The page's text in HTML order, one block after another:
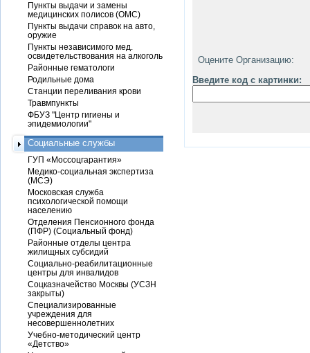
Оцените Организацию:
Введите код с картинки:
Пункты выдачи и замены
медицинских полисов (ОМС)
Пункты выдачи справок на авто,
оружие
Пункты независимого мед.
освидетельствования на алкоголь
Районные гематологи
Родильные дома
Станции переливания крови
Травмпункты
ФБУЗ "Центр гигиены и
эпидемиологии"
Социальные службы
ГУП «Моссоцгарантия»
Медико-социальная экспертиза
(МСЭ)
Московская служба
психологической помощи
населению
Отделения Пенсионного фонда
(ПФР) (Социальный фонд)
Районные отделы центра
жилищных субсидий
Социально-реабилитационные
центры для инвалидов
Соцказначейство Москвы (УСЗН
закрыты)
Специализированные
учреждения для
несовершеннолетних
Учебно-методический центр
«Детство»